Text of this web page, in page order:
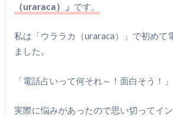
（uraraca）」 です。
私は「ウララカ（uraraca）」で初めて
ました。
「電話占いって何それ～！面白そう！
実際に悩みがあったので思い切ってイ